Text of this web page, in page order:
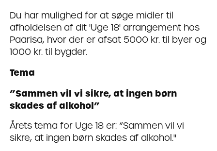
Du har mulighed for at søge midler til
afholdelsen af dit 'Uge 18' arrangement hos
Paarisa, hvor der er afsat 5000 kr. til byer og
1000 kr. til bygder.
Tema
”Sammen vil vi sikre, at ingen børn
skades af alkohol”
Årets tema for Uge 18 er: ”Sammen vil vi
sikre, at ingen børn skades af alkohol."